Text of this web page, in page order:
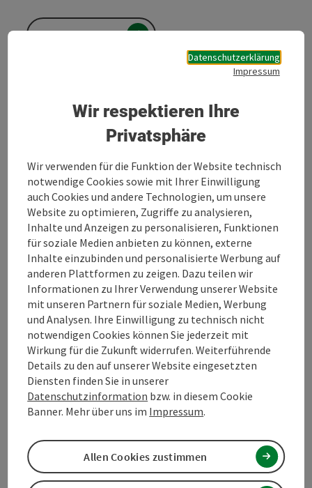
Kontakt
Öffnungszeiten
Anreise/Lage
Verleihobjekte
Eignung
Barrierefreiheit
Anfrage senden
Datenschutzerklärung
Impressum
Wir respektieren Ihre
Privatsphäre
Wir verwenden für die Funktion der Website technisch
notwendige Cookies sowie mit Ihrer Einwilligung
auch Cookies und andere Technologien, um unsere
Website zu optimieren, Zugriffe zu analysieren,
Inhalte und Anzeigen zu personalisieren, Funktionen
für soziale Medien anbieten zu können, externe
Inhalte einzubinden und personalisierte Werbung auf
anderen Plattformen zu zeigen. Dazu teilen wir
Informationen zu Ihrer Verwendung unserer Website
mit unseren Partnern für soziale Medien, Werbung
und Analysen. Ihre Einwilligung zu technisch nicht
notwendigen Cookies können Sie jederzeit mit
Wirkung für die Zukunft widerrufen. Weiterführende
Details zu den auf unserer Website eingesetzten
Diensten finden Sie in unserer
Datenschutzinformation bzw. in diesem Cookie
Banner. Mehr über uns im Impressum.
Allen Cookies zustimmen